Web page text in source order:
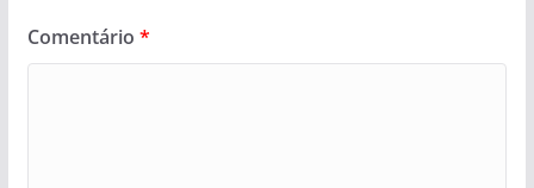
Comentário *